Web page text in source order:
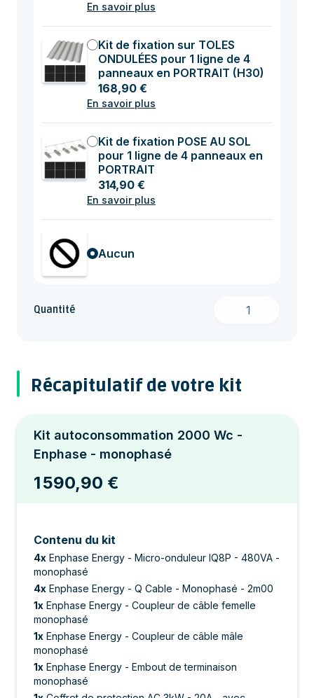
En savoir plus
Kit de fixation sur TOLES
ONDULÉES pour 1 ligne de 4
panneaux en PORTRAIT (H30)
168,90 €
En savoir plus
Kit de fixation POSE AU SOL
pour 1 ligne de 4 panneaux en
PORTRAIT
314,90 €
En savoir plus
Aucun
Quantité
Récapitulatif de votre kit
Kit autoconsommation 2000 Wc -
Enphase - monophasé
1 590,90 €
Contenu du kit
4x Enphase Energy - Micro-onduleur IQ8P - 480VA -
monophasé
4x Enphase Energy - Q Cable - Monophasé - 2m00
1x Enphase Energy - Coupleur de câble femelle
monophasé
1x Enphase Energy - Coupleur de câble mâle
monophasé
1x Enphase Energy - Embout de terminaison
monophasé